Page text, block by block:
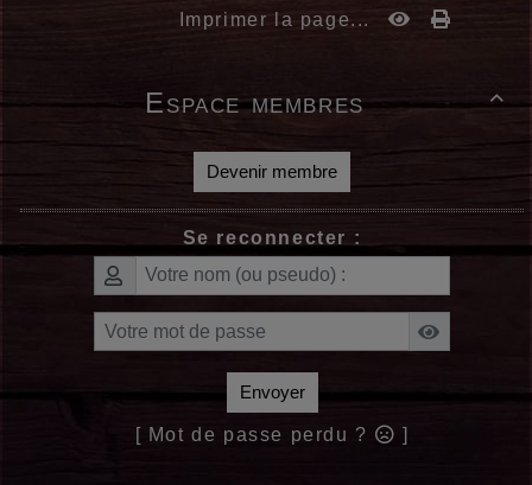
Imprimer la page...

Espace membres
Devenir membre
Se reconnecter :
Envoyer
[ Mot de passe perdu ? ]